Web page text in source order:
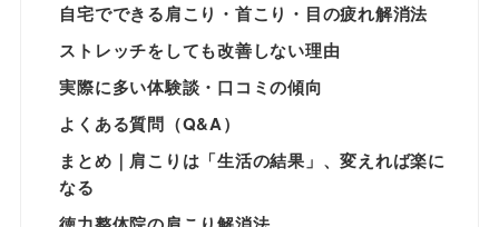
自宅でできる肩こり・首こり・目の疲れ解消法
ストレッチをしても改善しない理由
実際に多い体験談・口コミの傾向
よくある質問（Q&A）
まとめ｜肩こりは「生活の結果」、変えれば楽に
なる